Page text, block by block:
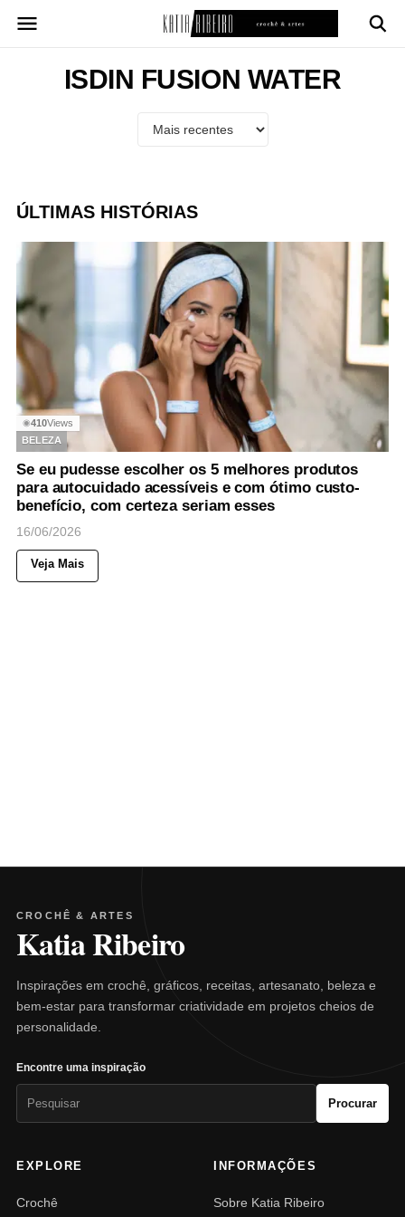
para
ISDIN FUSION WATER
ÚLTIMAS HISTÓRIAS
◉410Views
BELEZA
Se eu pudesse escolher os 5 melhores produtos
para autocuidado acessíveis e com ótimo custo-
benefício, com certeza seriam esses
16/06/2026
Veja Mais
CROCHÊ & ARTES
Katia Ribeiro
Inspirações em crochê, gráficos, receitas, artesanato, beleza e
bem-estar para transformar criatividade em projetos cheios de
personalidade.
Encontre uma inspiração
Procurar
EXPLORE
Crochê
INFORMAÇÕES
Sobre Katia Ribeiro